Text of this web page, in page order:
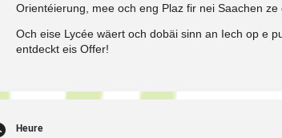
Orientéierung, mee och eng Plaz fir nei Saachen ze
Och eise Lycée wäert och dobäi sinn an Iech op e
entdeckt eis Offer!
Heure